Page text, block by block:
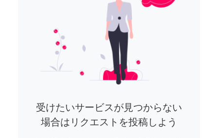
受けたいサービスが見つからない
場合はリクエストを投稿しよう